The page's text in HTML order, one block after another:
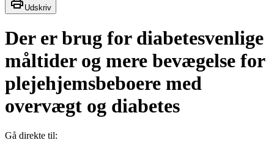
Udskriv
Der er brug for diabetesvenlige
måltider og mere bevægelse for
plejehjemsbeboere med
overvægt og diabetes
Gå direkte til: